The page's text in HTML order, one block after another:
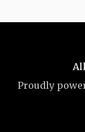
Proudly